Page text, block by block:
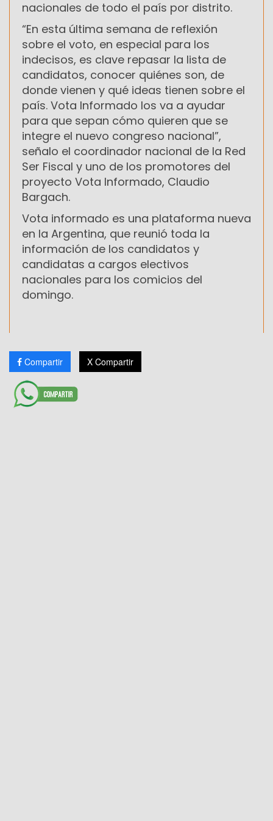
nacionales de todo el país por distrito.
“En esta última semana de reflexión
sobre el voto, en especial para los
indecisos, es clave repasar la lista de
candidatos, conocer quiénes son, de
donde vienen y qué ideas tienen sobre el
país. Vota Informado los va a ayudar
para que sepan cómo quieren que se
integre el nuevo congreso nacional”,
señalo el coordinador nacional de la Red
Ser Fiscal y uno de los promotores del
proyecto Vota Informado, Claudio
Bargach.
Vota informado es una plataforma nueva
en la Argentina, que reunió toda la
información de los candidatos y
candidatas a cargos electivos
nacionales para los comicios del
domingo.
Compartir X Compartir